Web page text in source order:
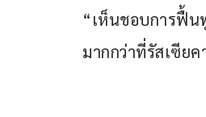
“เห็นชอบการฟื้น
มากกว่าที่รัสเซีย